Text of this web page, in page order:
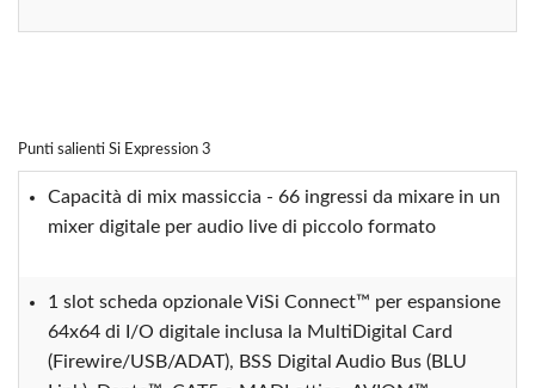
Punti salienti Si Expression 3
Capacità di mix massiccia - 66 ingressi da mixare in un
mixer digitale per audio live di piccolo formato
1 slot scheda opzionale ViSi Connect™ per espansione
64x64 di I/O digitale inclusa la MultiDigital Card
(Firewire/USB/ADAT), BSS Digital Audio Bus (BLU